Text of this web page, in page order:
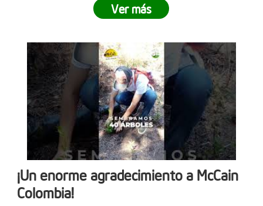
poderoso que es el trabajo en equipo.
está lista para ser parte del cambio?
única de siembra empresarial. Conoce cómo en
www.reddearboles.org
Ver más
¡Un enorme agradecimiento a McCain
Colombia!